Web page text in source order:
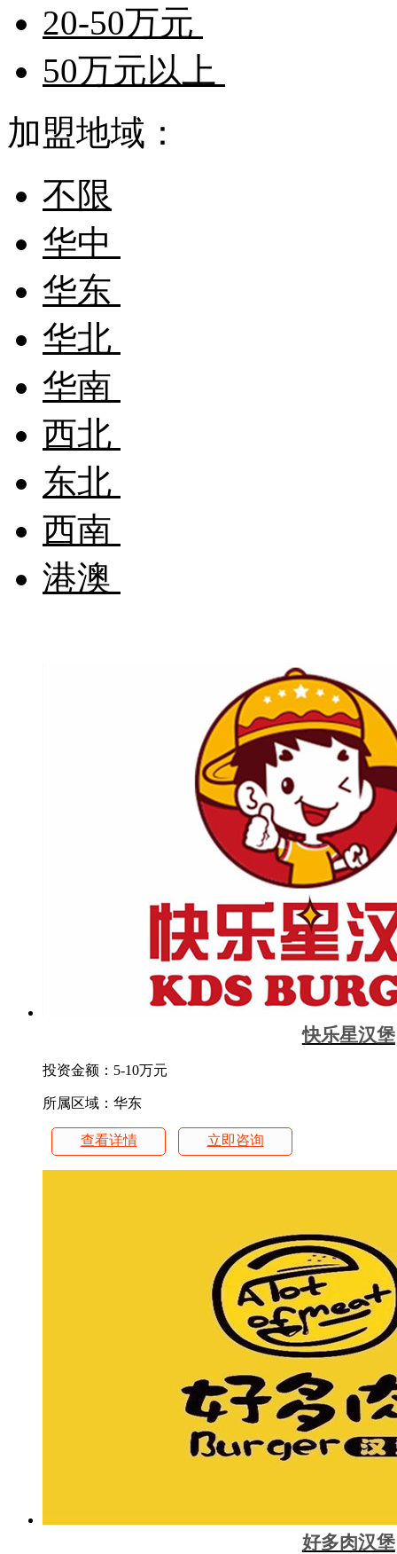
20-50万元
50万元以上
加盟地域：
不限
华中
华东
华北
华南
西北
东北
西南
港澳
快乐星汉堡
投资金额： 5-10万元
所属区域：华东
查看详情 立即咨询
好多肉汉堡